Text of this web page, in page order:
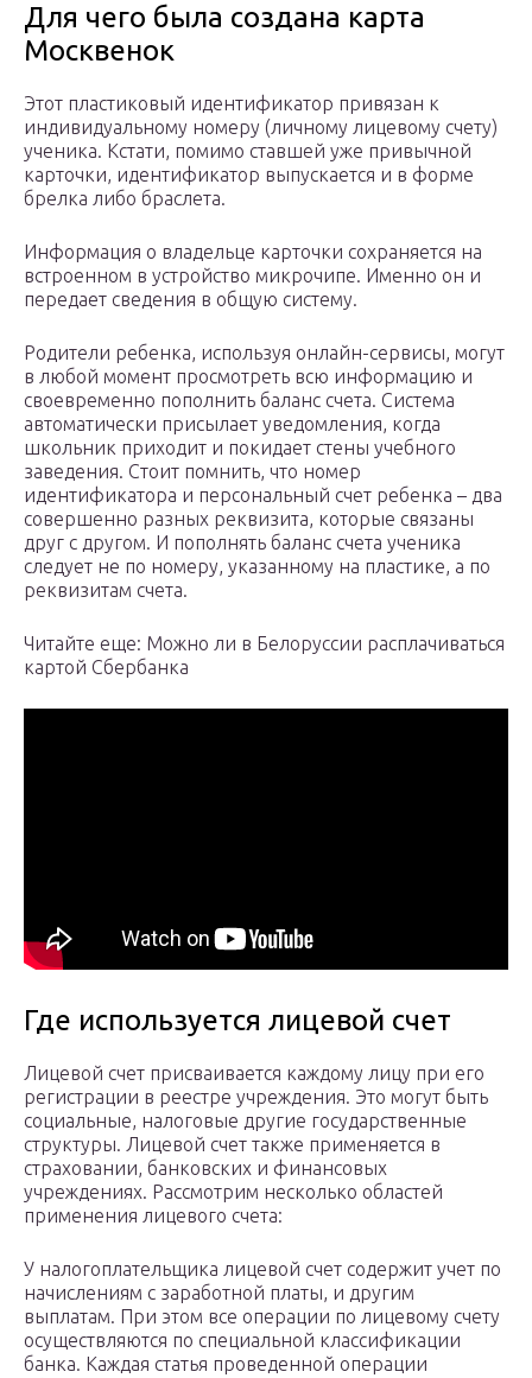
Для чего была создана карта
Москвенок
Этот пластиковый идентификатор привязан к
индивидуальному номеру (личному лицевому счету)
ученика. Кстати, помимо ставшей уже привычной
карточки, идентификатор выпускается и в форме
брелка либо браслета.
Информация о владельце карточки сохраняется на
встроенном в устройство микрочипе. Именно он и
передает сведения в общую систему.
Родители ребенка, используя онлайн-сервисы, могут
в любой момент просмотреть всю информацию и
своевременно пополнить баланс счета. Система
автоматически присылает уведомления, когда
школьник приходит и покидает стены учебного
заведения. Стоит помнить, что номер
идентификатора и персональный счет ребенка – два
совершенно разных реквизита, которые связаны
друг с другом. И пополнять баланс счета ученика
следует не по номеру, указанному на пластике, а по
реквизитам счета.
Читайте еще: Можно ли в Белоруссии расплачиваться
картой Сбербанка
Где используется лицевой счет
Лицевой счет присваивается каждому лицу при его
регистрации в реестре учреждения. Это могут быть
социальные, налоговые другие государственные
структуры. Лицевой счет также применяется в
страховании, банковских и финансовых
учреждениях. Рассмотрим несколько областей
применения лицевого счета:
У налогоплательщика лицевой счет содержит учет по
начислениям с заработной платы, и другим
выплатам. При этом все операции по лицевому счету
осуществляются по специальной классификации
банка. Каждая статья проведенной операции